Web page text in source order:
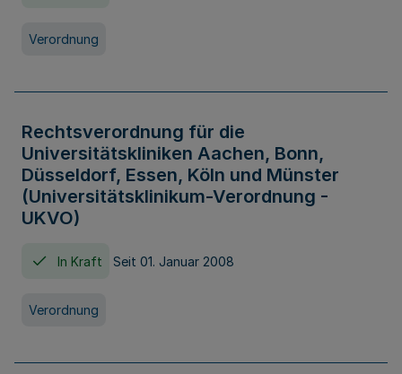
Verordnung
Rechtsverordnung für die
Universitätskliniken Aachen, Bonn,
Düsseldorf, Essen, Köln und Münster
(Universitätsklinikum-Verordnung -
UKVO)
In Kraft Seit 01. Januar 2008
Verordnung